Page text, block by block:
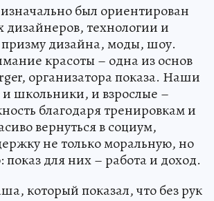
был ориентирован
дизайнеров, технологии и
дизайна, моды, шоу.
красоты – одна из основ
организатора показа. Наши
школьники, и взрослые –
благодаря тренировкам и
вернуться в социум,
не только моральную, но
для них – работа и доход.
который показал, что без рук